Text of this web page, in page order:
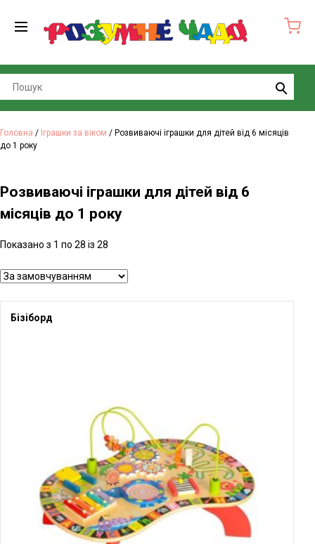
Головна / Іграшки за віком / Розвиваючі іграшки для дітей від 6 місяців
до 1 року
Розвиваючі іграшки для дітей від 6
місяців до 1 року
Показано з 1 по 28 із 28
Бізіборд